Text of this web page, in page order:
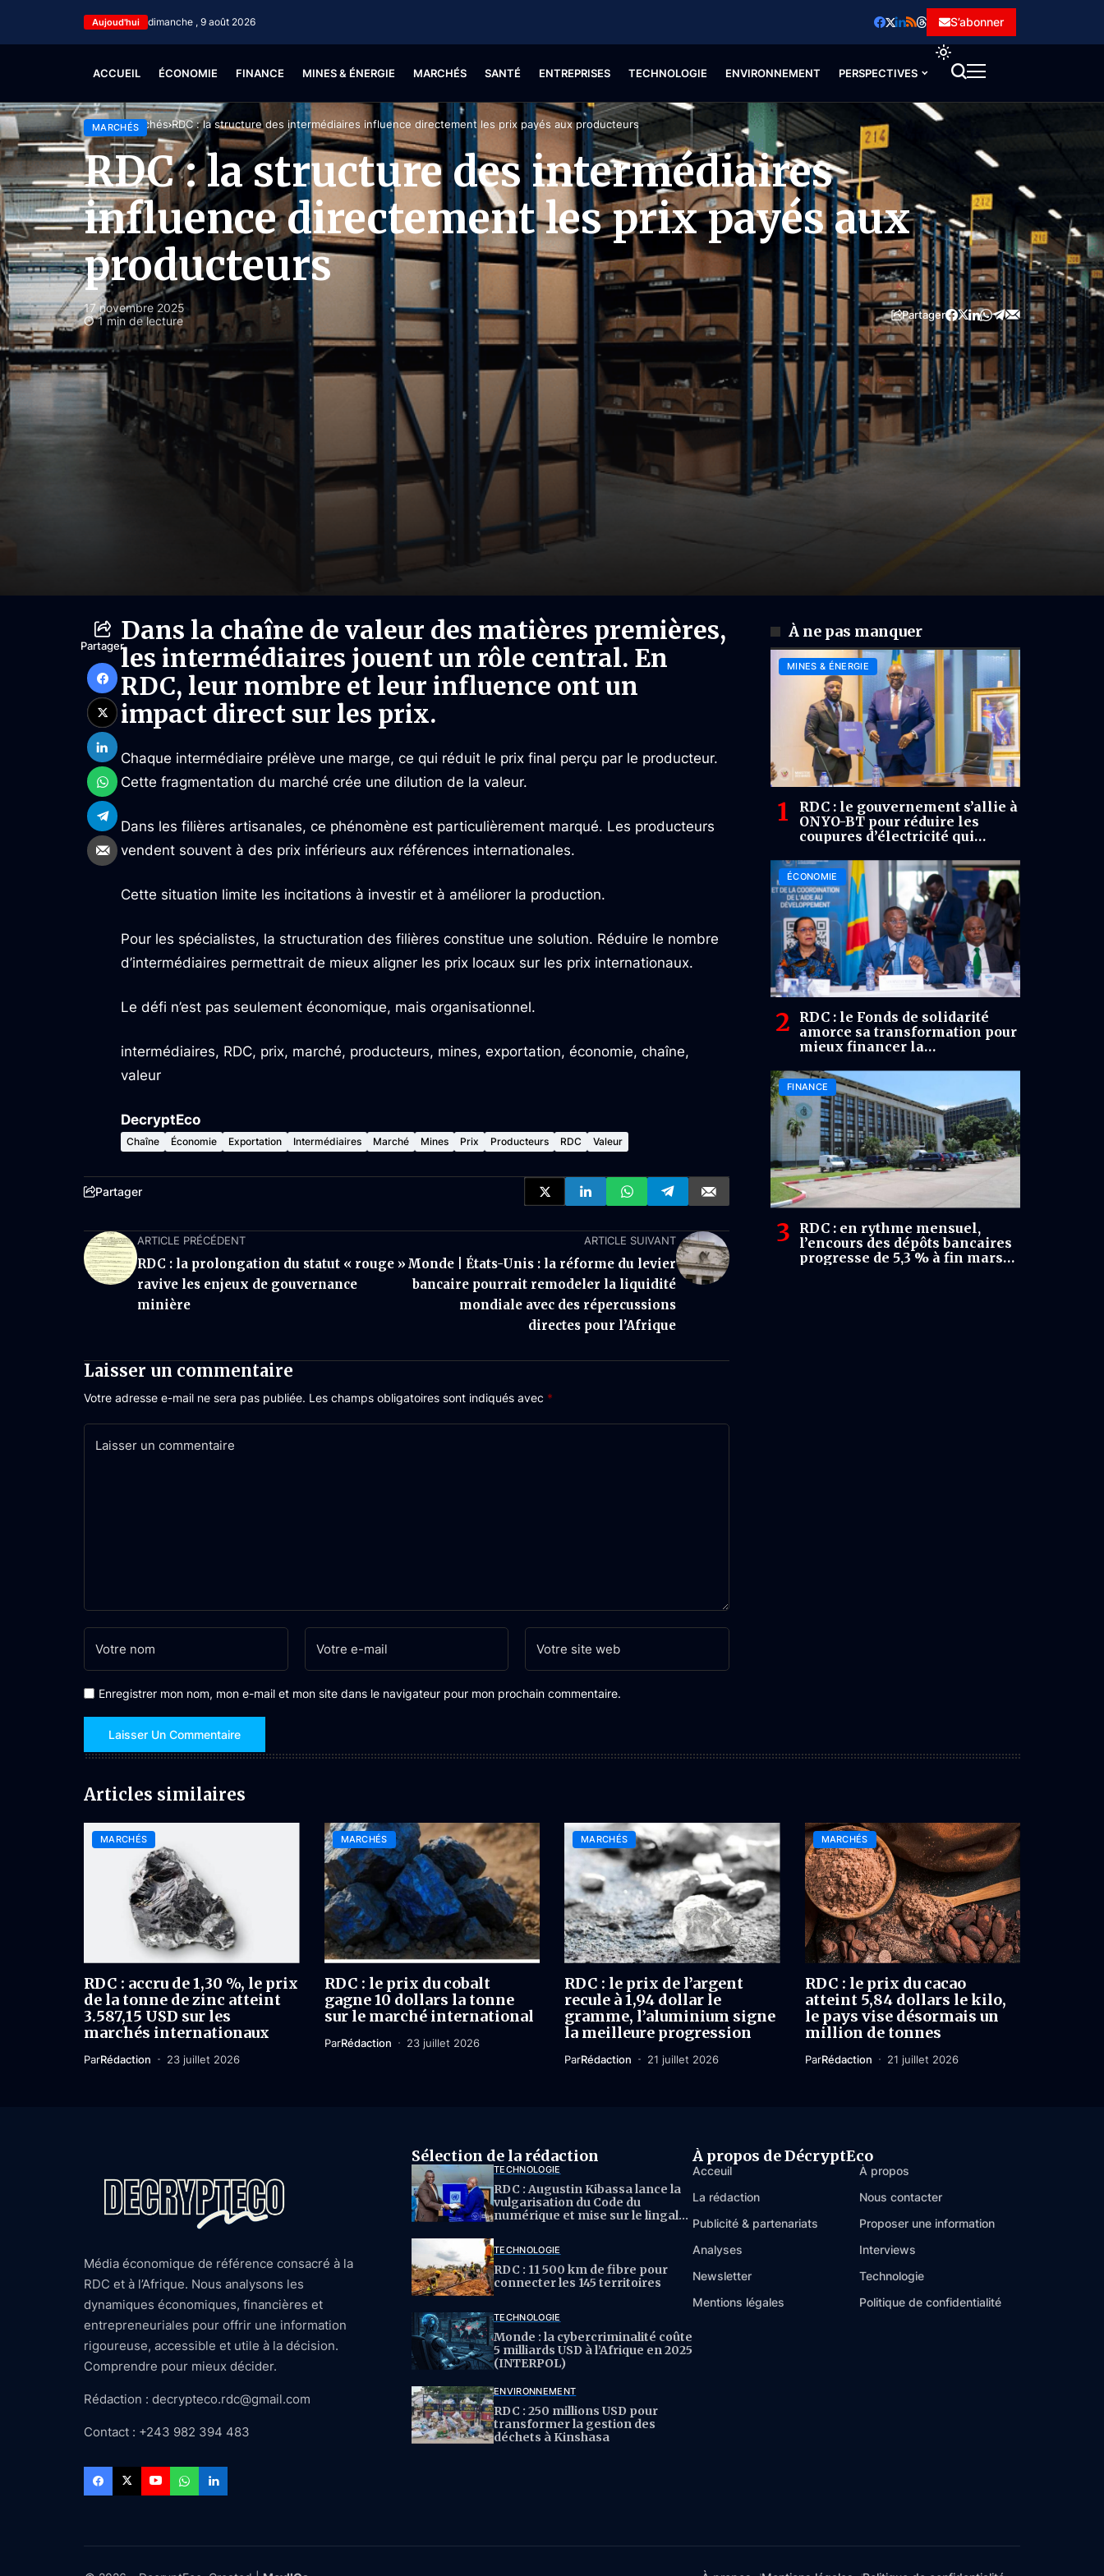
Aujoud'hui dimanche , 9 août 2026 S’abonner
ACCUEIL ÉCONOMIE FINANCE MINES & ÉNERGIE MARCHÉS SANTÉ ENTREPRISES TECHNOLOGIE ENVIRONNEMENT PERSPECTIVES
Accueil Marchés RDC : la structure des intermédiaires influence directement les prix payés aux producteurs
MARCHÉS
RDC : la structure des intermédiaires
influence directement les prix payés aux
producteurs
17 novembre 2025
1 min de lecture
Partager
PartagerDans la chaîne de valeur des matières premières,
les intermédiaires jouent un rôle central. En
RDC, leur nombre et leur influence ont un
impact direct sur les prix.
Chaque intermédiaire prélève une marge, ce qui réduit le prix final perçu par le producteur.
Cette fragmentation du marché crée une dilution de la valeur.
Dans les filières artisanales, ce phénomène est particulièrement marqué. Les producteurs
vendent souvent à des prix inférieurs aux références internationales.
Cette situation limite les incitations à investir et à améliorer la production.
Pour les spécialistes, la structuration des filières constitue une solution. Réduire le nombre
d’intermédiaires permettrait de mieux aligner les prix locaux sur les prix internationaux.
Le défi n’est pas seulement économique, mais organisationnel.
intermédiaires, RDC, prix, marché, producteurs, mines, exportation, économie, chaîne,
valeur
DecryptEco
Chaîne Économie Exportation Intermédiaires Marché Mines Prix Producteurs RDC Valeur
Partager
ARTICLE PRÉCÉDENT
RDC : la prolongation du statut « rouge »
ravive les enjeux de gouvernance
minière
ARTICLE SUIVANT
Monde | États-Unis : la réforme du levier
bancaire pourrait remodeler la liquidité
mondiale avec des répercussions
directes pour l’Afrique
Laisser un commentaire
Votre adresse e-mail ne sera pas publiée. Les champs obligatoires sont indiqués avec *
Enregistrer mon nom, mon e-mail et mon site dans le navigateur pour mon prochain commentaire.
À ne pas manquer
MINES & ÉNERGIE
RDC : le gouvernement s’allie à
ONYO-BT pour réduire les
coupures d’électricité qui
ÉCONOMIE
RDC : le Fonds de solidarité
amorce sa transformation pour
mieux financer la
FINANCE
RDC : en rythme mensuel,
l’encours des dépôts bancaires
progresse de 5,3 % à fin mars
Articles similaires
MARCHÉS
RDC : accru de 1,30 %, le prix
de la tonne de zinc atteint
3.587,15 USD sur les
marchés internationaux
ParRédaction 23 juillet 2026
MARCHÉS
RDC : le prix du cobalt
gagne 10 dollars la tonne
sur le marché international
ParRédaction 23 juillet 2026
MARCHÉS
RDC : le prix de l’argent
recule à 1,94 dollar le
gramme, l’aluminium signe
la meilleure progression
ParRédaction 21 juillet 2026
MARCHÉS
RDC : le prix du cacao
atteint 5,84 dollars le kilo,
le pays vise désormais un
million de tonnes
ParRédaction 21 juillet 2026
Média économique de référence consacré à la
RDC et à l’Afrique. Nous analysons les
dynamiques économiques, financières et
entrepreneuriales pour offrir une information
rigoureuse, accessible et utile à la décision.
Comprendre pour mieux décider.
Rédaction : decrypteco.rdc@gmail.com
Contact : +243 982 394 483
Sélection de la rédaction
TECHNOLOGIE
RDC : Augustin Kibassa lance la
vulgarisation du Code du
numérique et mise sur le lingala
TECHNOLOGIE
RDC : 11 500 km de fibre pour
connecter les 145 territoires
TECHNOLOGIE
Monde : la cybercriminalité coûte
5 milliards USD à l’Afrique en 2025
(INTERPOL)
ENVIRONNEMENT
RDC : 250 millions USD pour
transformer la gestion des
déchets à Kinshasa
À propos de DécryptEco
Acceuil
À propos
La rédaction
Nous contacter
Publicité & partenariats
Proposer une information
Analyses
Interviews
Newsletter
Technologie
Mentions légales
Politique de confidentialité